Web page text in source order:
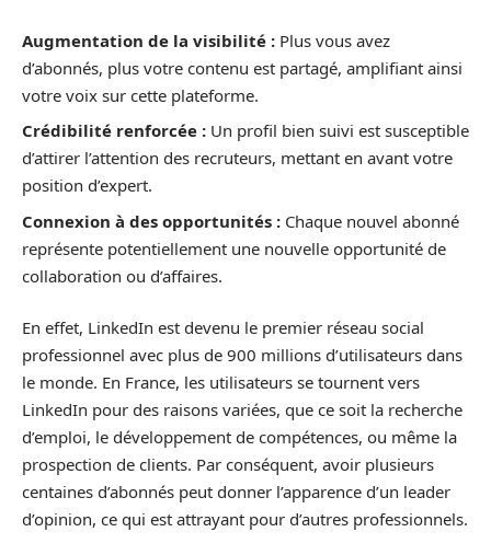
Augmentation de la visibilité : Plus vous avez
d’abonnés, plus votre contenu est partagé, amplifiant ainsi
votre voix sur cette plateforme.
Crédibilité renforcée : Un profil bien suivi est susceptible
d’attirer l’attention des recruteurs, mettant en avant votre
position d’expert.
Connexion à des opportunités : Chaque nouvel abonné
représente potentiellement une nouvelle opportunité de
collaboration ou d’affaires.
En effet, LinkedIn est devenu le premier réseau social
professionnel avec plus de 900 millions d’utilisateurs dans
le monde. En France, les utilisateurs se tournent vers
LinkedIn pour des raisons variées, que ce soit la recherche
d’emploi, le développement de compétences, ou même la
prospection de clients. Par conséquent, avoir plusieurs
centaines d’abonnés peut donner l’apparence d’un leader
d’opinion, ce qui est attrayant pour d’autres professionnels.